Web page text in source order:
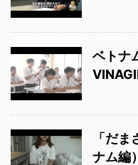
ベトナ
「だ
ナム編